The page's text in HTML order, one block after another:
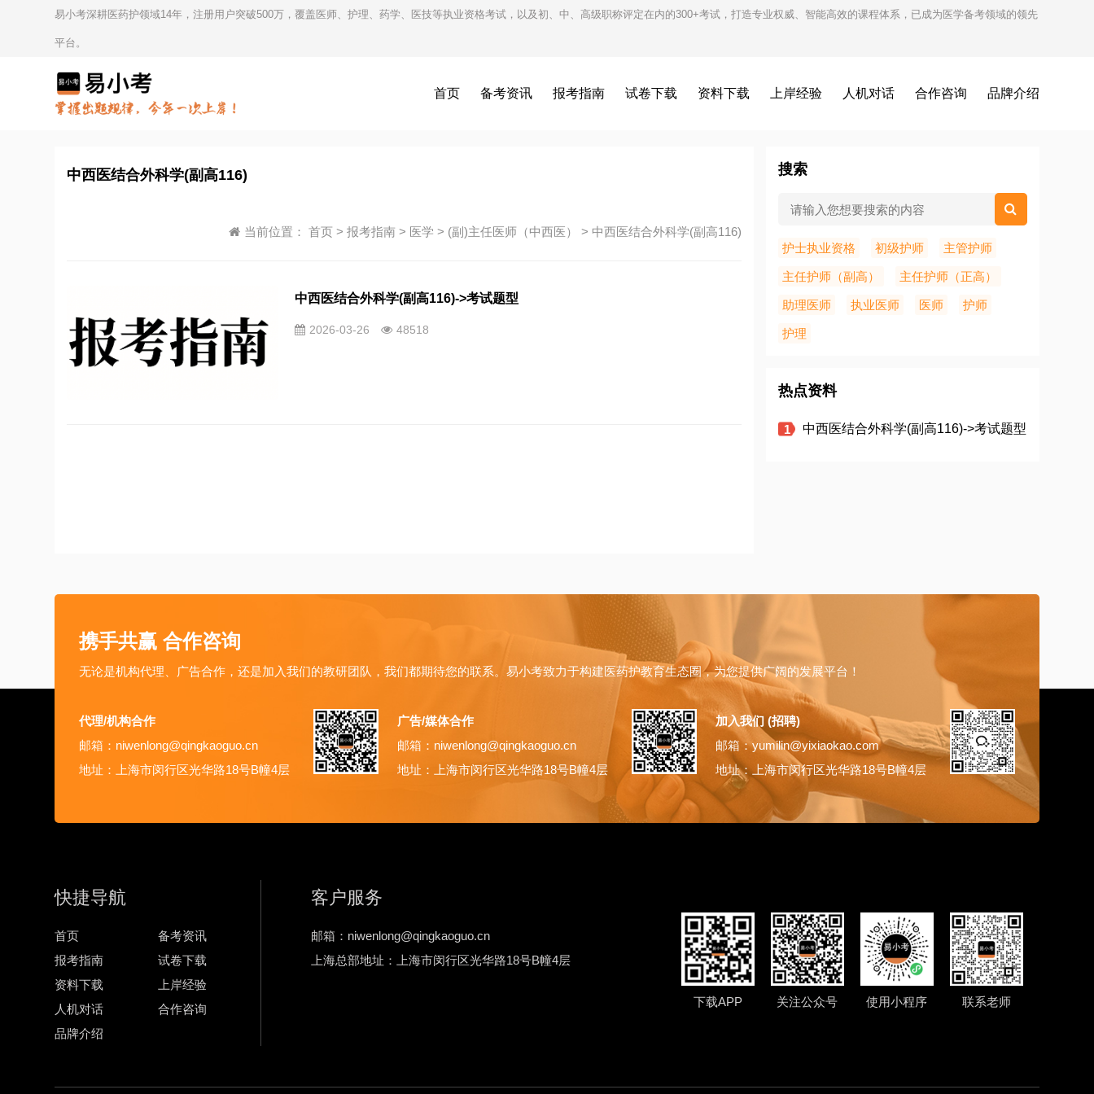
易小考深耕医药护领域14年，注册用户突破500万，覆盖医师、护理、药学、医技等执业资格考试，以及初、中、高级职称评定在内的300+考试，打造专业权威、智能高效的课程体系，已成为医学备考领域的领先
平台。
首页 备考资讯 报考指南 试卷下载 资料下载 上岸经验 人机对话 合作咨询 品牌介绍
中西医结合外科学(副高116)
当前位置： 首页 > 报考指南 > 医学 > (副)主任医师（中西医） > 中西医结合外科学(副高116)
中西医结合外科学(副高116)->考试题型
2026-03-26 48518
搜索
护士执业资格 初级护师 主管护师
主任护师（副高） 主任护师（正高）
助理医师 执业医师 医师 护师
护理
热点资料
中西医结合外科学(副高116)->考试题型
携手共赢 合作咨询
无论是机构代理、广告合作，还是加入我们的教研团队，我们都期待您的联系。易小考致力于构建医药护教育生态圈，为您提供广阔的发展平台！
代理/机构合作
邮箱：niwenlong@qingkaoguo.cn
地址：上海市闵行区光华路18号B幢4层
广告/媒体合作
邮箱：niwenlong@qingkaoguo.cn
地址：上海市闵行区光华路18号B幢4层
加入我们 (招聘)
邮箱：yumilin@yixiaokao.com
地址：上海市闵行区光华路18号B幢4层
快捷导航
首页
备考资讯
报考指南
试卷下载
资料下载
上岸经验
人机对话
合作咨询
品牌介绍
客户服务
邮箱：niwenlong@qingkaoguo.cn
上海总部地址：上海市闵行区光华路18号B幢4层
下载APP 关注公众号 使用小程序 联系老师